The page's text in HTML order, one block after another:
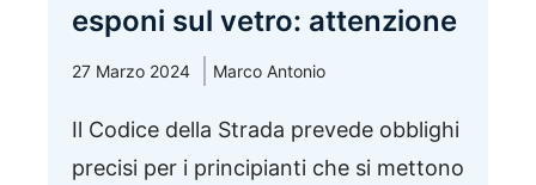
esponi sul vetro: attenzione
27 Marzo 2024 Marco Antonio
Il Codice della Strada prevede obblighi
precisi per i principianti che si mettono